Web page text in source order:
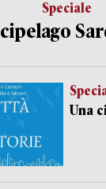
Speciale
Una